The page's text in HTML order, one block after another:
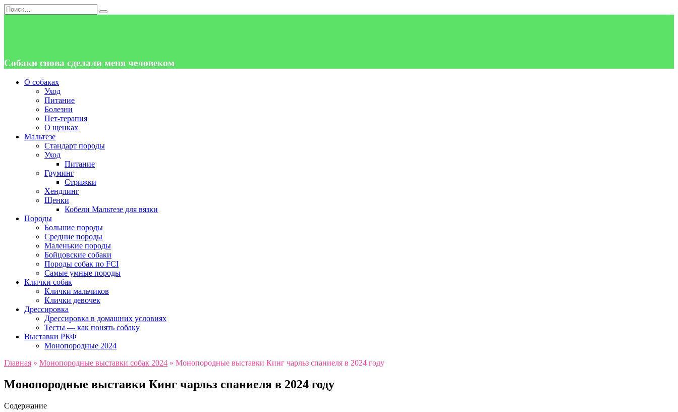
Перейти
к
Search
for:
Собаки снова сделали меня человеком
О собаках
Уход
Питание
Болезни
Пет-терапия
О щенках
Мальтезе
Стандарт породы
Уход
Питание
Груминг
Стрижки
Хендлинг
Щенки
Кобели Мальтезе для вязки
Породы
Большие породы
Средние породы
Маленькие породы
Бойцовские собаки
Породы собак по FCI
Самые умные породы
Клички собак
Клички мальчиков
Клички девочек
Дрессировка
Дрессировка в домашних условиях
Тесты — как понять собаку
Выставки РКФ
Монопородные 2024
Главная » Монопородные выставки собак 2024 » Монопородные выставки Кинг чарльз спаниеля в 2024 году
Монопородные выставки Кинг чарльз спаниеля в 2024 году
Содержание